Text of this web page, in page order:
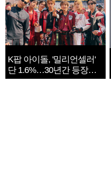
K팝 아이돌, '밀리언셀러'
단 1.6%…30년간 등장
1182개팀 전수조사